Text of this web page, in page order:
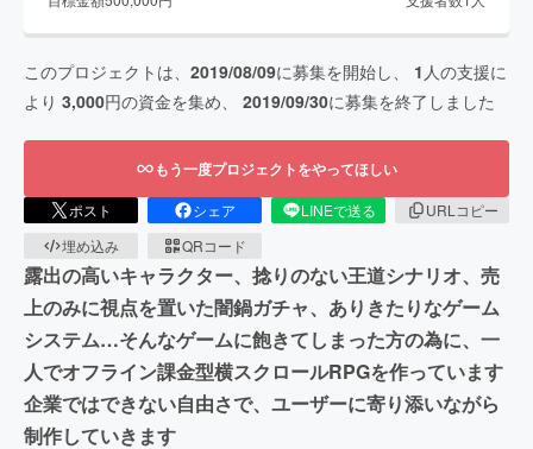
このプロジェクトは、 2019/08/09に募集を開始し、 1 人の支援に
より 3,000円の資金を集め、 2019/09/30に募集を終了しました
もう一度プロジェクトをやってほしい
ポスト シェア LINEで送る
URLコピー
埋め込み
QRコード
露出の高いキャラクター、捻りのない王道シナリオ、売
上のみに視点を置いた闇鍋ガチャ、ありきたりなゲーム
システム…そんなゲームに飽きてしまった方の為に、一
人でオフライン課金型横スクロールRPGを作っています
企業ではできない自由さで、ユーザーに寄り添いながら
制作していきます